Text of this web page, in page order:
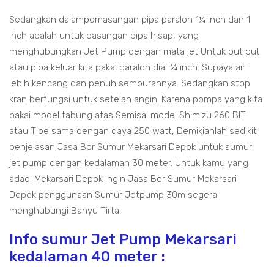
Sedangkan dalampemasangan pipa paralon 1¼ inch dan 1
inch adalah untuk pasangan pipa hisap, yang
menghubungkan Jet Pump dengan mata jet Untuk out put
atau pipa keluar kita pakai paralon dial ¾ inch. Supaya air
lebih kencang dan penuh semburannya. Sedangkan stop
kran berfungsi untuk setelan angin. Karena pompa yang kita
pakai model tabung atas Semisal model Shimizu 260 BIT
atau Tipe sama dengan daya 250 watt, Demikianlah sedikit
penjelasan Jasa Bor Sumur Mekarsari Depok untuk sumur
jet pump dengan kedalaman 30 meter. Untuk kamu yang
adadi Mekarsari Depok ingin Jasa Bor Sumur Mekarsari
Depok penggunaan Sumur Jetpump 30m segera
menghubungi Banyu Tirta.
Info sumur Jet Pump Mekarsari
kedalaman 40 meter :